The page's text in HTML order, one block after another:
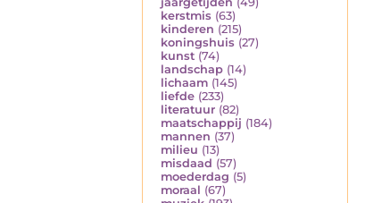
kerstmis (63)
kinderen (215)
koningshuis (27)
kunst (74)
landschap (14)
lichaam (145)
liefde (233)
literatuur (82)
maatschappij (184)
mannen (37)
milieu (13)
misdaad (57)
moederdag (5)
moraal (67)